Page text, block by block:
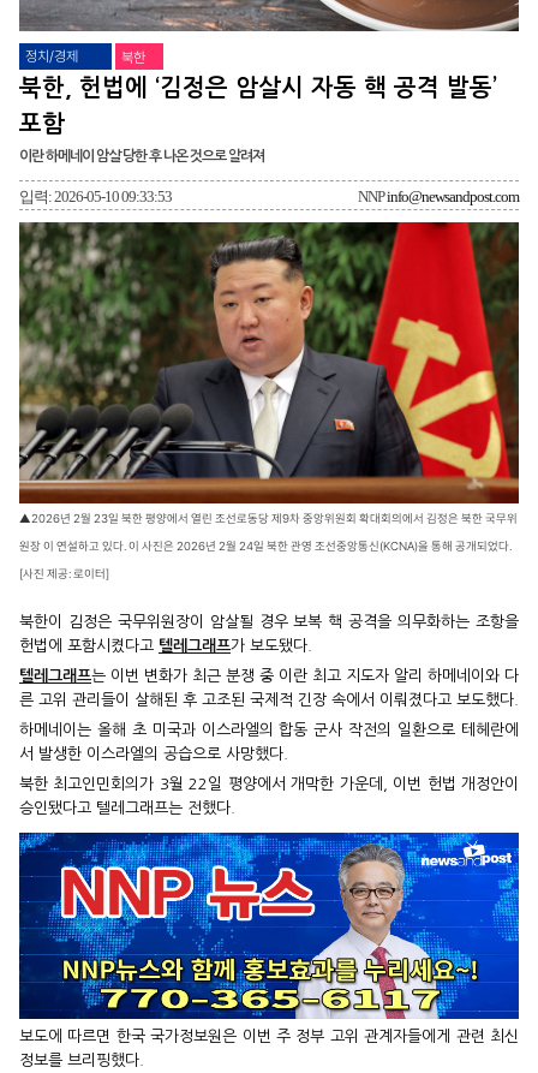
정치/경제 북한
북한, 헌법에 ‘김정은 암살시 자동 핵 공격 발동’
포함
이란 하메네이 암살 당한 후 나온 것으로 알려져
입력: 2026-05-10 09:33:53 NNPinfo@newsandpost.com
▲2026년 2월 23일 북한 평양에서 열린 조선로동당 제9차 중앙위원회 확대회의에서 김정은 북한 국무위
원장 이 연설하고 있다. 이 사진은 2026년 2월 24일 북한 관영 조선중앙통신(KCNA)을 통해 공개되었다.
[사진 제공: 로이터]
북한이 김정은 국무위원장이 암살될 경우 보복 핵 공격을 의무화하는 조항을
헌법에 포함시켰다고 텔레그래프가 보도됐다.
텔레그래프는 이번 변화가 최근 분쟁 중 이란 최고 지도자 알리 하메네이와 다
른 고위 관리들이 살해된 후 고조된 국제적 긴장 속에서 이뤄졌다고 보도했다.
하메네이는 올해 초 미국과 이스라엘의 합동 군사 작전의 일환으로 테헤란에
서 발생한 이스라엘의 공습으로 사망했다.
북한 최고인민회의가 3월 22일 평양에서 개막한 가운데, 이번 헌법 개정안이
승인됐다고 텔레그래프는 전했다.
보도에 따르면 한국 국가정보원은 이번 주 정부 고위 관계자들에게 관련 최신
정보를 브리핑했다.